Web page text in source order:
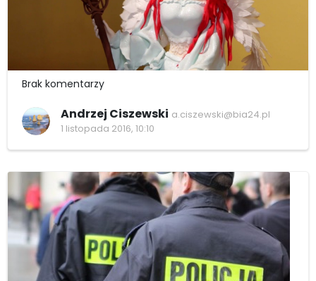
Brak komentarzy
Andrzej Ciszewski a.ciszewski@bia24.pl
1 listopada 2016, 10:10